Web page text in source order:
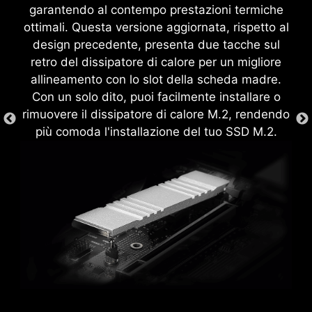
garantendo al contempo prestazioni termiche
ottimali. Questa versione aggiornata, rispetto al
design precedente, presenta due tacche sul
retro del dissipatore di calore per un migliore
allineamento con lo slot della scheda madre.
Con un solo dito, puoi facilmente installare o
rimuovere il dissipatore di calore M.2, rendendo
più comoda l'installazione del tuo SSD M.2.
complessiva del tuo sistema.
ASSEMBLAGGIO EZ
MSI DRIVER UTILITY
EZ DEBUG LED
Le LED onboard indicheranno la fonte
del problema, così saprai esattamente
dove guardare per far ripartire il
senza dover entrare in impostazioni complicate.
XMP
Scegli tra i profili XMP
preimpostati per effettuare
automaticamente l'overclock
della memoria DDR compatibile e